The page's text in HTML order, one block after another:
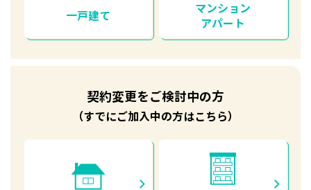
一戸建て
マンション
アパート
契約変更をご検討中の方
（すでにご加入中の方はこちら）